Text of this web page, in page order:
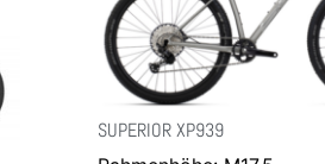
SUPERIOR XP939